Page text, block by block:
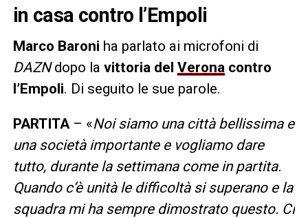
in casa contro l’Empoli
Marco Baroni ha parlato ai microfoni di
DAZNdopo la vittoria del Verona contro
l’Empoli. Di seguito le sue parole.
PARTITA – «Noi siamo una città bellissima e
una società importante e vogliamo dare
tutto, durante la settimana come in partita.
Quando c’è unità le difficoltà si superano e la
squadra mi ha sempre dimostrato questo. Ci